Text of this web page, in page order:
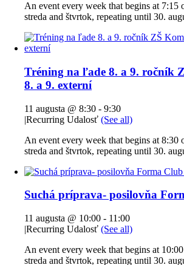
An event every week that begins at 7:15
streda and štvrtok, repeating until 30.
Tréning na ľade 8. a 9. ročník
8. a 9. externí
11 augusta @ 8:30 - 9:30
|Recurring Udalosť (See all)
An event every week that begins at 8:30
streda and štvrtok, repeating until 30.
Suchá príprava- posilovňa
11 augusta @ 10:00 - 11:00
|Recurring Udalosť (See all)
An event every week that begins at
streda and štvrtok, repeating until 30.